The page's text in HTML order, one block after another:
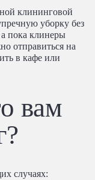
клининговой
уборку без
пока клинеры
отправиться на
в кафе или
вам
случаях: